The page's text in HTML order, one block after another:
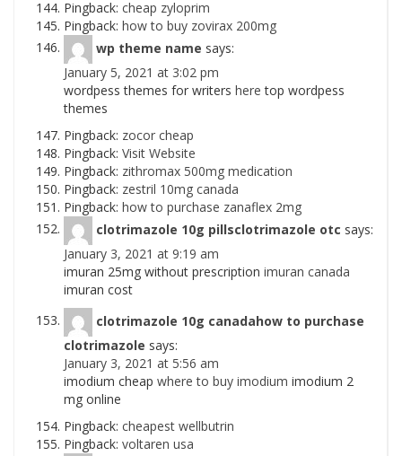
Pingback: cheap zyloprim
Pingback: how to buy zovirax 200mg
wp theme name says:
January 5, 2021 at 3:02 pm
wordpess themes for writers here top wordpess
themes
Pingback: zocor cheap
Pingback: Visit Website
Pingback: zithromax 500mg medication
Pingback: zestril 10mg canada
Pingback: how to purchase zanaflex 2mg
clotrimazole 10g pillsclotrimazole otc says:
January 3, 2021 at 9:19 am
imuran 25mg without prescription imuran canada
imuran cost
clotrimazole 10g canadahow to purchase
clotrimazole says:
January 3, 2021 at 5:56 am
imodium cheap where to buy imodium imodium 2
mg online
Pingback: cheapest wellbutrin
Pingback: voltaren usa